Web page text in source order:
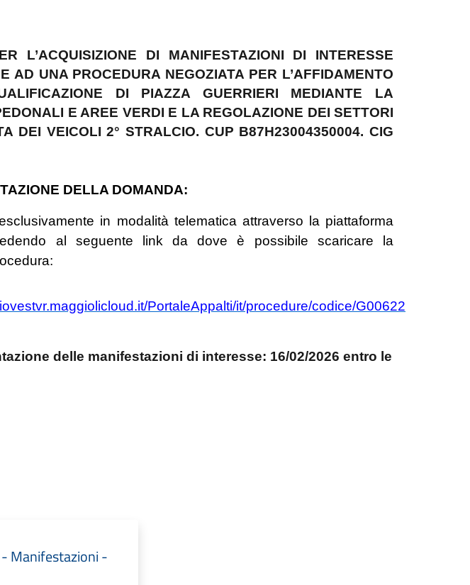
L’ACQUISIZIONE DI MANIFESTAZIONI DI INTERESSE
AD UNA PROCEDURA NEGOZIATA PER L’AFFIDAMENTO
DI PIAZZA GUERRIERI MEDIANTE LA
E AREE VERDI E LA REGOLAZIONE DEI SETTORI
DEI VEICOLI 2° STRALCIO. CUP B87H23004350004. CIG
DELLA DOMANDA:
in modalità telematica attraverso la piattaforma
al seguente link da dove è possibile scaricare la
PortaleAppalti/it/procedure/codice/G00622
delle manifestazioni di interesse: 16/02/2026 entro le
Manifestazioni -